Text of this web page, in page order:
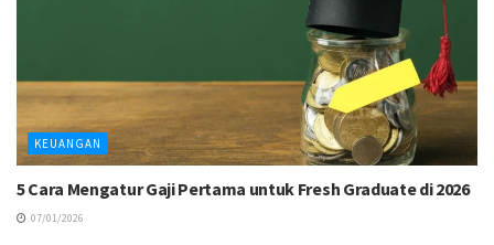
KEUANGAN
5 Cara Mengatur Gaji Pertama untuk Fresh Graduate di 2026
07/01/2026